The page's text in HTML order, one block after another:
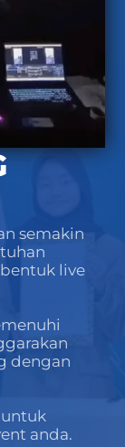
semakin
live
dengan
anda.